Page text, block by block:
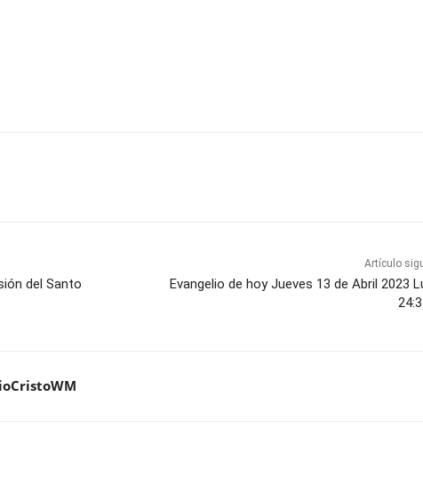
del Santo
Artículo
Evangelio de hoy Jueves 13 de Abril 2023